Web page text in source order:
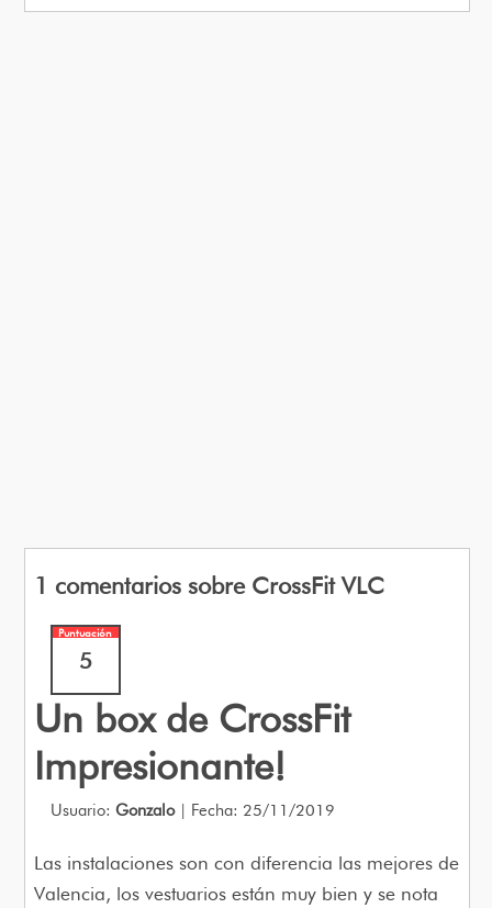
1 comentarios sobre CrossFit VLC
Puntuación
5
Un box de CrossFit
Impresionante!
Usuario: Gonzalo| Fecha: 25/11/2019
Las instalaciones son con diferencia las mejores de
Valencia, los vestuarios están muy bien y se nota